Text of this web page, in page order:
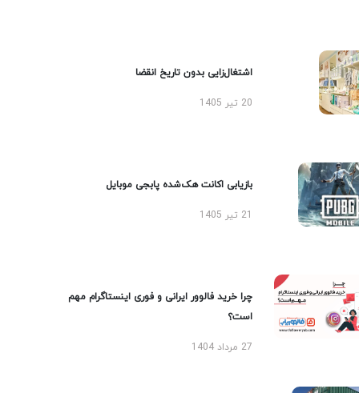
اشتغال‌زایی بدون تاریخ انقضا
20 تیر 1405
بازیابی اکانت هک‌شده پابجی موبایل
چرا خرید فالوور ایرانی و فوری اینستاگرام مهم
است؟
27 مرداد 1404